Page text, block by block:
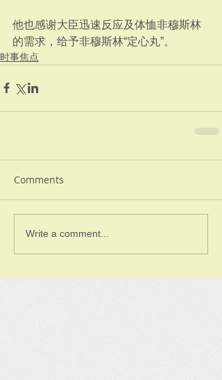
他也感谢大臣迅速反应及体恤非穆斯林
的需求，给予非穆斯林“定心丸”。
时事焦点
Comments
Write a comment...